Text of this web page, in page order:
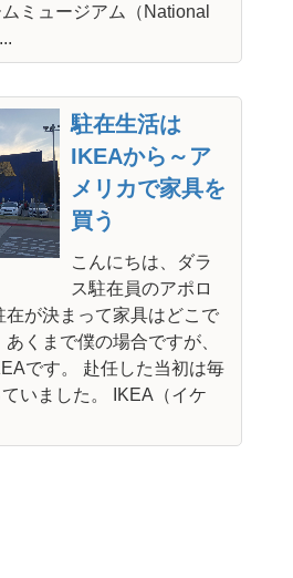
ミュージアム（National
駐在生活は
IKEAから～ア
メリカで家具を
買う
こんにちは、ダラ
ス駐在員のアポロ
在が決まって家具はどこで
くまで僕の場合ですが、
です。 赴任した当初は毎
いました。 IKEA（イケ